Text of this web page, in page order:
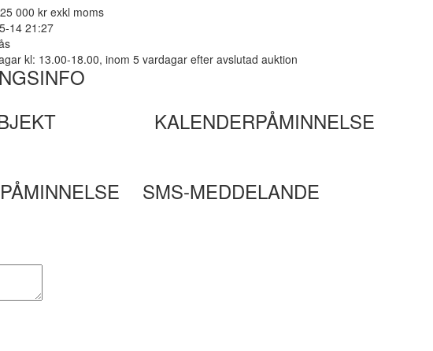
000 kr exkl moms
14 21:27
kl: 13.00-18.00, inom 5 vardagar efter avslutad auktion
KALENDERPÅMINNELSE
SMS-MEDDELANDE